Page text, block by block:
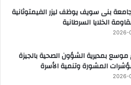
بنى سويف يوظف ليزر الفيمتوثانية
الخلايا السرطانية
2026-
موسع بمديرية الشؤون الصحية بالجيزة
المشورة وتنمية الأسرة
2026-